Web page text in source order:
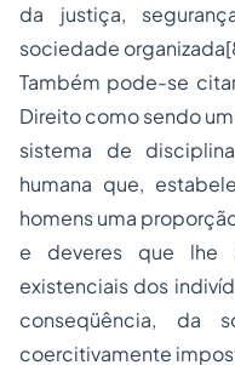
da justiça,
sociedade
Também pode-se
Direito como sendo
sistema de
humana que,
homens uma
e deveres que lhe
existenciais dos
conseqüência, da
coercitivamente